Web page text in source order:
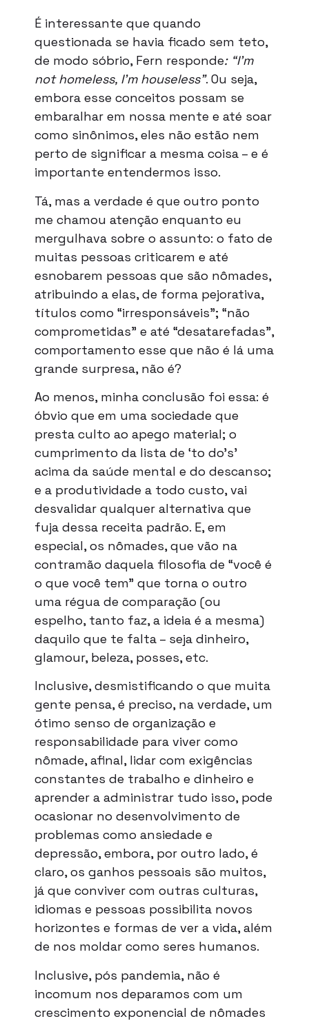
É interessante que quando
questionada se havia ficado sem teto,
de modo sóbrio, Fern responde: “I’m
not homeless, I’m houseless”. Ou seja,
embora esse conceitos possam se
embaralhar em nossa mente e até soar
como sinônimos, eles não estão nem
perto de significar a mesma coisa – e é
importante entendermos isso.
Tá, mas a verdade é que outro ponto
me chamou atenção enquanto eu
mergulhava sobre o assunto: o fato de
muitas pessoas criticarem e até
esnobarem pessoas que são nômades,
atribuindo a elas, de forma pejorativa,
títulos como “irresponsáveis”; “não
comprometidas” e até “desatarefadas”,
comportamento esse que não é lá uma
grande surpresa, não é?
Ao menos, minha conclusão foi essa: é
óbvio que em uma sociedade que
presta culto ao apego material; o
cumprimento da lista de ‘to do’s’
acima da saúde mental e do descanso;
e a produtividade a todo custo, vai
desvalidar qualquer alternativa que
fuja dessa receita padrão. E, em
especial, os nômades, que vão na
contramão daquela filosofia de “você é
o que você tem” que torna o outro
uma régua de comparação (ou
espelho, tanto faz, a ideia é a mesma)
daquilo que te falta – seja dinheiro,
glamour, beleza, posses, etc.
Inclusive, desmistificando o que muita
gente pensa, é preciso, na verdade, um
ótimo senso de organização e
responsabilidade para viver como
nômade, afinal, lidar com exigências
constantes de trabalho e dinheiro e
aprender a administrar tudo isso, pode
ocasionar no desenvolvimento de
problemas como ansiedade e
depressão, embora, por outro lado, é
claro, os ganhos pessoais são muitos,
já que conviver com outras culturas,
idiomas e pessoas possibilita novos
horizontes e formas de ver a vida, além
de nos moldar como seres humanos.
Inclusive, pós pandemia, não é
incomum nos deparamos com um
crescimento exponencial de nômades